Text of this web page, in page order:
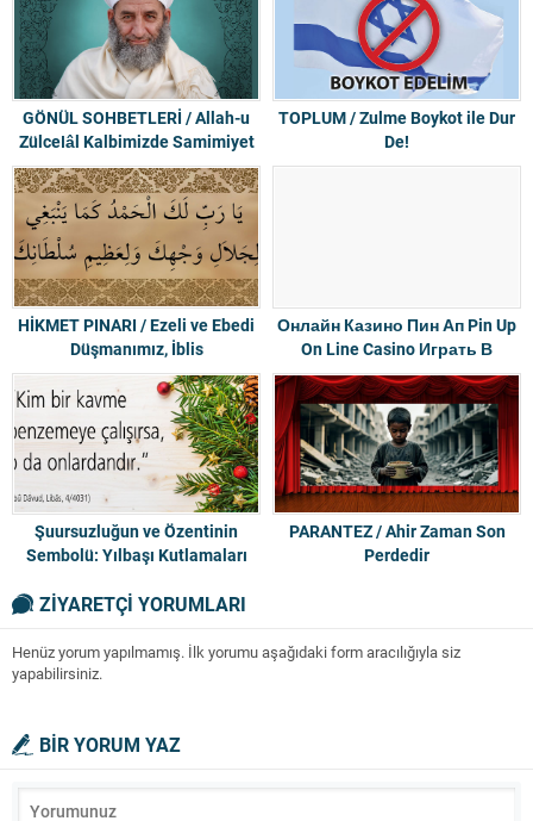
GÖNÜL SOHBETLERİ / Allah-u
Zülcelâl Kalbimizde Samimiyet
Görsün
TOPLUM / Zulme Boykot ile Dur
De!
HİKMET PINARI / Ezeli ve Ebedi
Düşmanımız, İblis
Онлайн Казино Пин Ап Pin Up
On Line Casino Играть В
Игровые Автоматы На
Деньги На Официальном
Сайте, Регистрация
Şuursuzluğun ve Özentinin
Sembolü: Yılbaşı Kutlamaları
PARANTEZ / Ahir Zaman Son
Perdedir
ZİYARETÇİ YORUMLARI
Henüz yorum yapılmamış. İlk yorumu aşağıdaki form aracılığıyla siz
yapabilirsiniz.
BİR YORUM YAZ